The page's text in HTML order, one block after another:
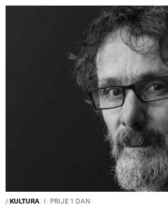
/KULTURA I PRIJE 1 DAN